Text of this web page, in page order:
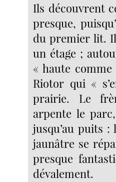
Ils découvrent
presque,
du premier lit.
un étage ;
« haute comme
Riotor qui «
prairie. Le
arpente le
jusqu’au puits
jaunâtre se
presque
dévalement.